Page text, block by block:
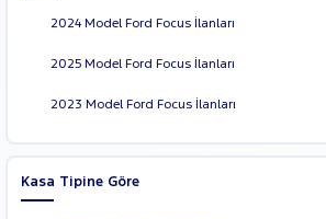
2024 Model Ford Focus İlanları
2025 Model Ford Focus İlanları
2023 Model Ford Focus İlanları
Kasa Tipine Göre